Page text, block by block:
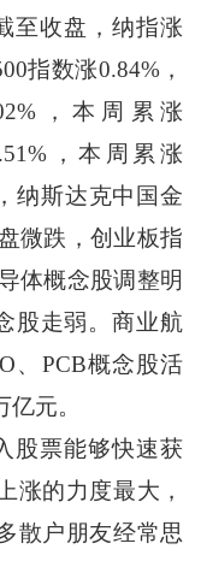
至收盘，纳指涨
指数涨0.84%，
，本周累涨
，本周累涨
纳斯达克中国金
微跌，创业板指
体概念股调整明
股走弱。商业航
、PCB概念股活
元。
票能够快速获
涨的力度最大，
散户朋友经常思